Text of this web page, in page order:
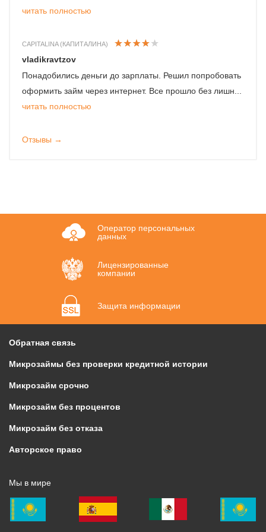
читать полностью
CAPITALINA (КАПИТАЛИНА)
vladikravtzov
Понадобились деньги до зарплаты. Решил попробовать
оформить займ через интернет. Все прошло без лишн...
читать полностью
Отзывы →
Оператор персональных
данных
Лицензированные
компании
Защита информации
Обратная связь
Микрозаймы без проверки кредитной истории
Микрозайм срочно
Микрозайм без процентов
Микрозайм без отказа
Авторское право
Мы в мире